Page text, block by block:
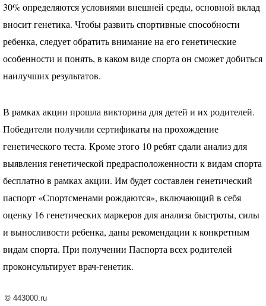
30% определяются условиями внешней среды, основной вклад
вносит генетика. Чтобы развить спортивные способности
ребенка, следует обратить внимание на его генетические
особенности и понять, в каком виде спорта он сможет добиться
наилучших результатов.
В рамках акции прошла викторина для детей и их родителей.
Победители получили сертификаты на прохождение
генетического теста. Кроме этого 10 ребят сдали анализ для
выявления генетической предрасположенности к видам спорта
бесплатно в рамках акции. Им будет составлен генетический
паспорт «Спортсменами рождаются», включающий в себя
оценку 16 генетических маркеров для анализа быстроты, силы
и выносливости ребенка, даны рекомендации к конкретным
видам спорта. При получении Паспорта всех родителей
проконсультирует врач-генетик.
© 443000.ru